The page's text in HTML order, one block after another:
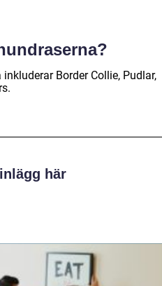
Border Collie, Pudlar,
här